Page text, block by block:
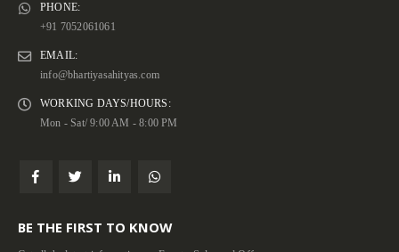
PHONE:
+91 7052061061
EMAIL:
info@bhartiyasahityas.com
WORKING DAYS/HOURS:
Mon - Sat/ 9:00 AM - 8:00 PM
BE THE FIRST TO KNOW